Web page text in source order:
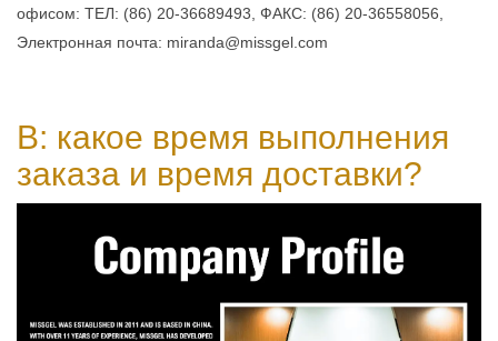
офисом: ТЕЛ: (86) 20-36689493, ФАКС: (86) 20-36558056,
Электронная почта: miranda@missgel.com
В: какое время выполнения
заказа и время доставки?